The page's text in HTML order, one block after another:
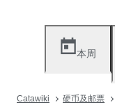
本周
Catawiki 硬币及邮票